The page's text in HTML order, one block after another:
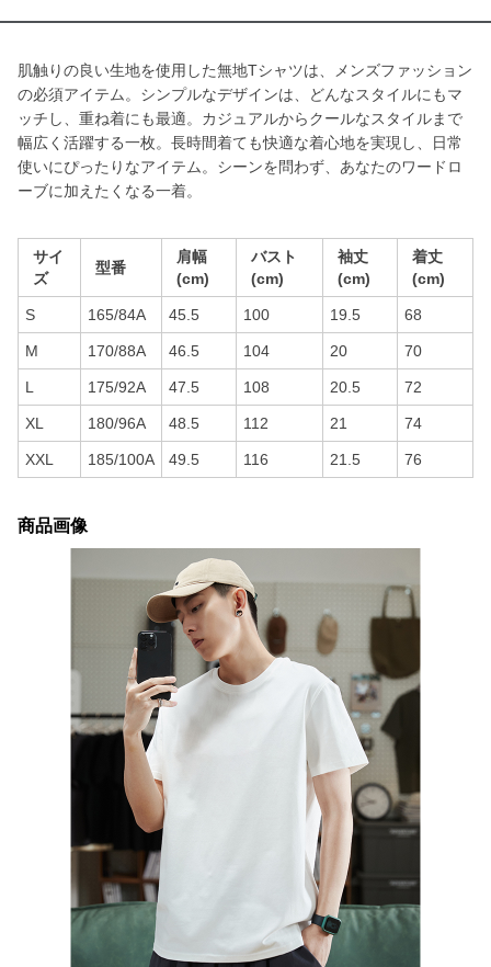
肌触りの良い生地を使用した無地Tシャツは、メンズファッション
の必須アイテム。シンプルなデザインは、どんなスタイルにもマ
ッチし、重ね着にも最適。カジュアルからクールなスタイルまで
幅広く活躍する一枚。長時間着ても快適な着心地を実現し、日常
使いにぴったりなアイテム。シーンを問わず、あなたのワードロ
ーブに加えたくなる一着。
サイ
ズ
型番
肩幅
(cm)
バスト
(cm)
袖丈
(cm)
着丈
(cm)
S 165/84A 45.5 100 19.5 68
M 170/88A 46.5 104 20 70
L 175/92A 47.5 108 20.5 72
XL 180/96A 48.5 112 21 74
XXL 185/100A 49.5 116 21.5 76
商品画像